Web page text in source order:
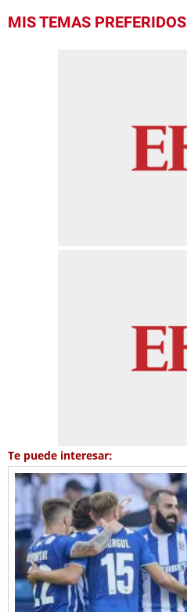
MIS TEMAS PREFERIDOS
Te puede interesar: